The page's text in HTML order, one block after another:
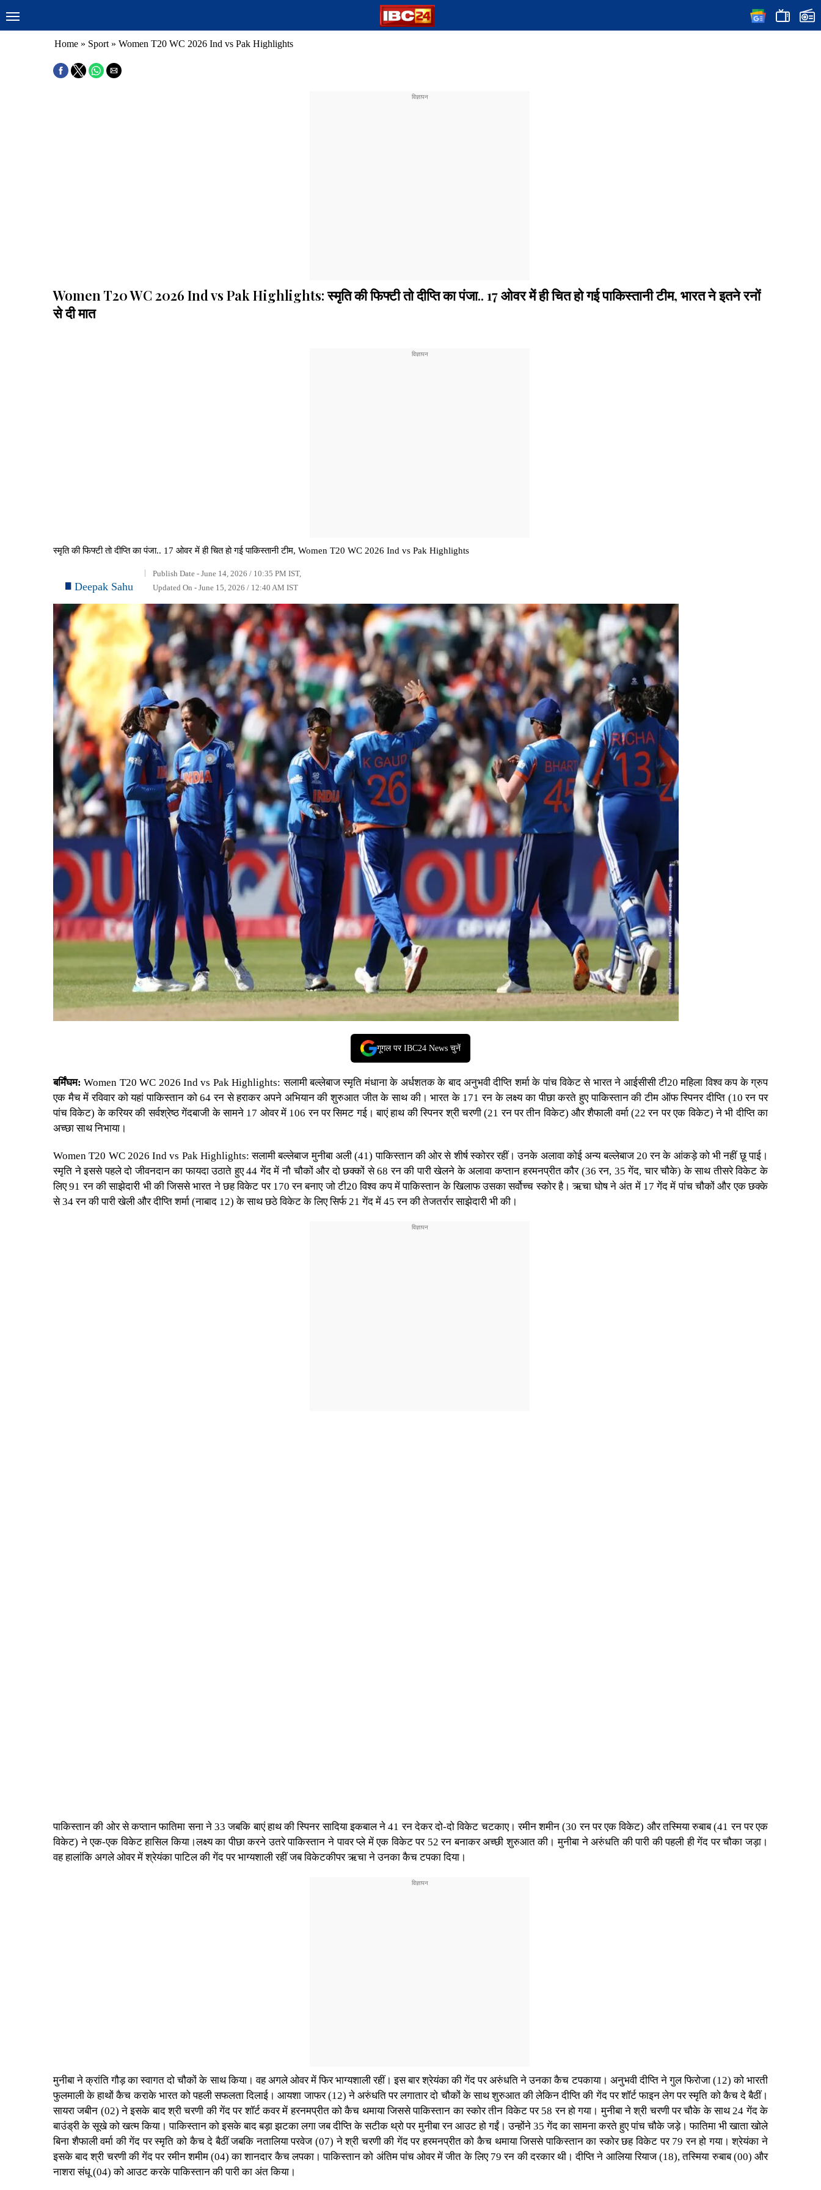
Home » Sport » Women T20 WC 2026 Ind vs Pak Highlights
Women T20 WC 2026 Ind vs Pak Highlights: स्मृति की फिफ्टी तो दीप्ति का पंजा.. 17 ओवर में ही चित हो गई पाकिस्तानी टीम, भारत ने इतने रनों
से दी मात
स्मृति की फिफ्टी तो दीप्ति का पंजा.. 17 ओवर में ही चित हो गई पाकिस्तानी टीम, Women T20 WC 2026 Ind vs Pak Highlights
Deepak Sahu
Publish Date - June 14, 2026 / 10:35 PM IST,
Updated On - June 15, 2026 / 12:40 AM IST
गूगल पर IBC24 News चुनें
बर्मिंघम: Women T20 WC 2026 Ind vs Pak Highlights: सलामी बल्लेबाज स्मृति मंधाना के अर्धशतक के बाद अनुभवी दीप्ति शर्मा के पांच विकेट से भारत ने आईसीसी टी20 महिला विश्व कप के ग्रुप
एक मैच में रविवार को यहां पाकिस्तान को 64 रन से हराकर अपने अभियान की शुरुआत जीत के साथ की। भारत के 171 रन के लक्ष्य का पीछा करते हुए पाकिस्तान की टीम ऑफ स्पिनर दीप्ति (10 रन पर
पांच विकेट) के करियर की सर्वश्रेष्ठ गेंदबाजी के सामने 17 ओवर में 106 रन पर सिमट गई। बाएं हाथ की स्पिनर श्री चरणी (21 रन पर तीन विकेट) और शैफाली वर्मा (22 रन पर एक विकेट) ने भी दीप्ति का
अच्छा साथ निभाया।
Women T20 WC 2026 Ind vs Pak Highlights: सलामी बल्लेबाज मुनीबा अली (41) पाकिस्तान की ओर से शीर्ष स्कोरर रहीं। उनके अलावा कोई अन्य बल्लेबाज 20 रन के आंकड़े को भी नहीं छू पाई।
स्मृति ने इससे पहले दो जीवनदान का फायदा उठाते हुए 44 गेंद में नौ चौकों और दो छक्कों से 68 रन की पारी खेलने के अलावा कप्तान हरमनप्रीत कौर (36 रन, 35 गेंद, चार चौके) के साथ तीसरे विकेट के
लिए 91 रन की साझेदारी भी की जिससे भारत ने छह विकेट पर 170 रन बनाए जो टी20 विश्व कप में पाकिस्तान के खिलाफ उसका सर्वोच्च स्कोर है। ऋचा घोष ने अंत में 17 गेंद में पांच चौकों और एक छक्के
से 34 रन की पारी खेली और दीप्ति शर्मा (नाबाद 12) के साथ छठे विकेट के लिए सिर्फ 21 गेंद में 45 रन की तेजतर्रार साझेदारी भी की।
पाकिस्तान की ओर से कप्तान फातिमा सना ने 33 जबकि बाएं हाथ की स्पिनर सादिया इकबाल ने 41 रन देकर दो-दो विकेट चटकाए। रमीन शमीन (30 रन पर एक विकेट) और तस्मिया रुबाब (41 रन पर एक
विकेट) ने एक-एक विकेट हासिल किया।लक्ष्य का पीछा करने उतरे पाकिस्तान ने पावर प्ले में एक विकेट पर 52 रन बनाकर अच्छी शुरुआत की। मुनीबा ने अरुंधति की पारी की पहली ही गेंद पर चौका जड़ा।
वह हालांकि अगले ओवर में श्रेयंका पाटिल की गेंद पर भाग्यशाली रहीं जब विकेटकीपर ऋचा ने उनका कैच टपका दिया।
मुनीबा ने क्रांति गौड़ का स्वागत दो चौकों के साथ किया। वह अगले ओवर में फिर भाग्यशाली रहीं। इस बार श्रेयंका की गेंद पर अरुंधति ने उनका कैच टपकाया। अनुभवी दीप्ति ने गुल फिरोजा (12) को भारती
फुलमाली के हाथों कैच कराके भारत को पहली सफलता दिलाई। आयशा जाफर (12) ने अरुंधति पर लगातार दो चौकों के साथ शुरुआत की लेकिन दीप्ति की गेंद पर शॉर्ट फाइन लेग पर स्मृति को कैच दे बैठीं।
सायरा जबीन (02) ने इसके बाद श्री चरणी की गेंद पर शॉर्ट कवर में हरनमप्रीत को कैच थमाया जिससे पाकिस्तान का स्कोर तीन विकेट पर 58 रन हो गया। मुनीबा ने श्री चरणी पर चौके के साथ 24 गेंद के
बाउंड्री के सूखे को खत्म किया। पाकिस्तान को इसके बाद बड़ा झटका लगा जब दीप्ति के सटीक थ्रो पर मुनीबा रन आउट हो गईं। उन्होंने 35 गेंद का सामना करते हुए पांच चौके जड़े। फातिमा भी खाता खोले
बिना शैफाली वर्मा की गेंद पर स्मृति को कैच दे बैठीं जबकि नतालिया परवेज (07) ने श्री चरणी की गेंद पर हरमनप्रीत को कैच थमाया जिससे पाकिस्तान का स्कोर छह विकेट पर 79 रन हो गया। श्रेयंका ने
इसके बाद श्री चरणी की गेंद पर रमीन शमीम (04) का शानदार कैच लपका। पाकिस्तान को अंतिम पांच ओवर में जीत के लिए 79 रन की दरकार थी। दीप्ति ने आलिया रियाज (18), तस्मिया रुबाब (00) और
नाशरा संधू (04) को आउट करके पाकिस्तान की पारी का अंत किया।